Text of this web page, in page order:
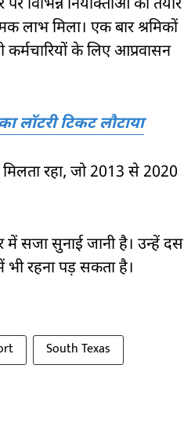
विभिन्न नियोक्ताओं को तैयार
लाभ मिला। एक बार श्रमिकों
कर्मचारियों के लिए आप्रवासन
लॉटरी टिकट लौटाया
रहा, जो 2013 से 2020
में सजा सुनाई जानी है। उन्हें दस
रहना पड़ सकता है।
South Texas